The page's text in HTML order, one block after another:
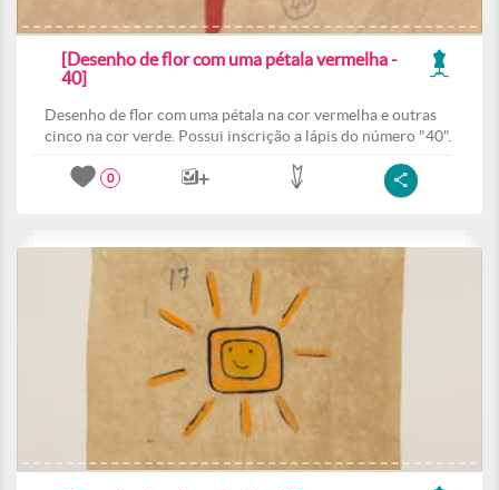
[Desenho de flor com uma pétala vermelha -
40]
Desenho de flor com uma pétala na cor vermelha e outras
cinco na cor verde. Possui inscrição a lápis do número "40".
0